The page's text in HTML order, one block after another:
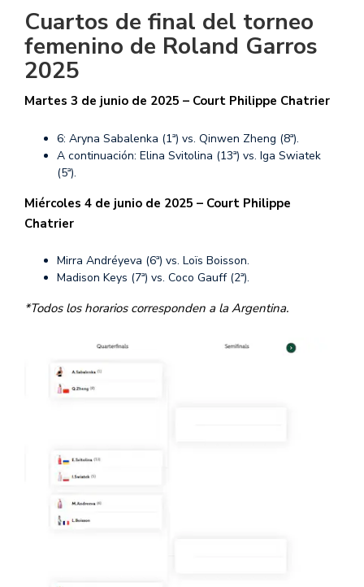
Cuartos de final del torneo
femenino de Roland Garros
2025
Martes 3 de junio de 2025 – Court Philippe Chatrier
6: Aryna Sabalenka (1ª) vs. Qinwen Zheng (8ª).
A continuación: Elina Svitolina (13ª) vs. Iga Swiatek
(5ª).
Miércoles 4 de junio de 2025 – Court Philippe
Chatrier
Mirra Andréyeva (6ª) vs. Loïs Boisson.
Madison Keys (7ª) vs. Coco Gauff (2ª).
*Todos los horarios corresponden a la Argentina.